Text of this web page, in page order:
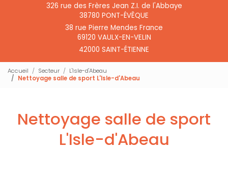
326 rue des Frères Jean Z.I. de l'Abbaye
38780 PONT-ÉVÊQUE
38 rue Pierre Mendes France
69120 VAULX-EN-VELIN
42000 SAINT-ÉTIENNE
Accueil Secteur
L'Isle-d'Abeau
Nettoyage salle de sport L'Isle-d'Abeau
Nettoyage salle de sport
L'Isle-d'Abeau